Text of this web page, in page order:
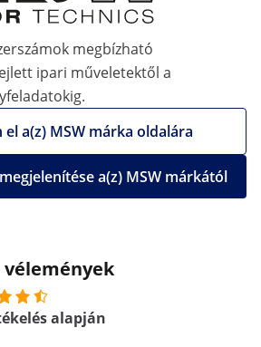
megbízható
ipari műveletektől a
el a(z) MSW márka oldalára
a(z) MSW márkától
vélemények
alapján